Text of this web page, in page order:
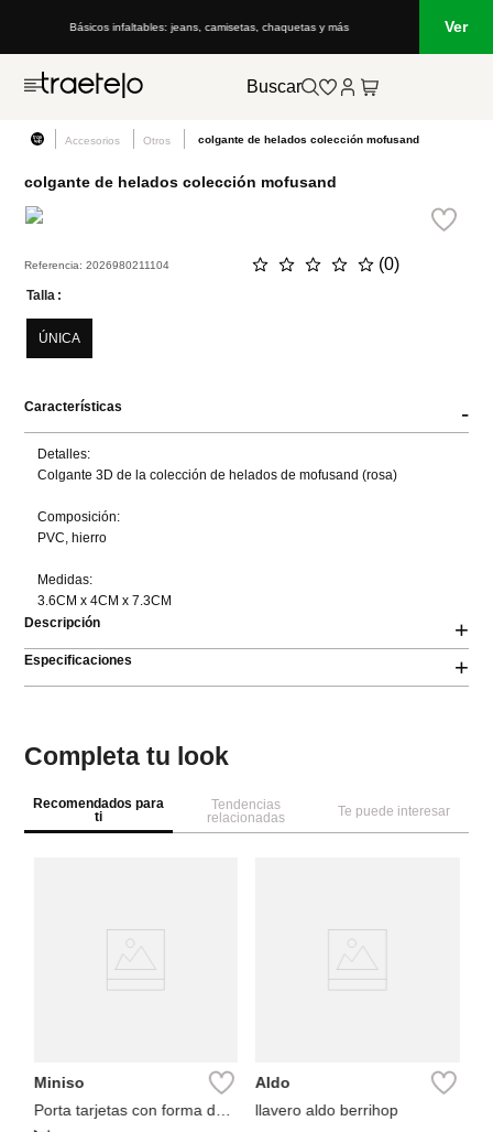
Básicos infaltables: jeans, camisetas, chaquetas y más Ver
Buscar
Accesorios Otros colgante de helados colección mofusand
colgante de helados colección mofusand
Referencia:2026980211104 ☆ ☆ ☆ ☆ ☆ (0)
Talla
ÚNICA
Características -
Detalles:
Colgante 3D de la colección de helados de mofusand (rosa)
Composición:
PVC, hierro
Medidas:
3.6CM x 4CM x 7.3CM
Descripción
+
Especificaciones +
Completa tu look
Recomendados para
ti
Tendencias
relacionadas
Te puede interesar
Miniso
Porta tarjetas con forma de
corazón colección hello kitty
Aldo
llavero aldo berrihop